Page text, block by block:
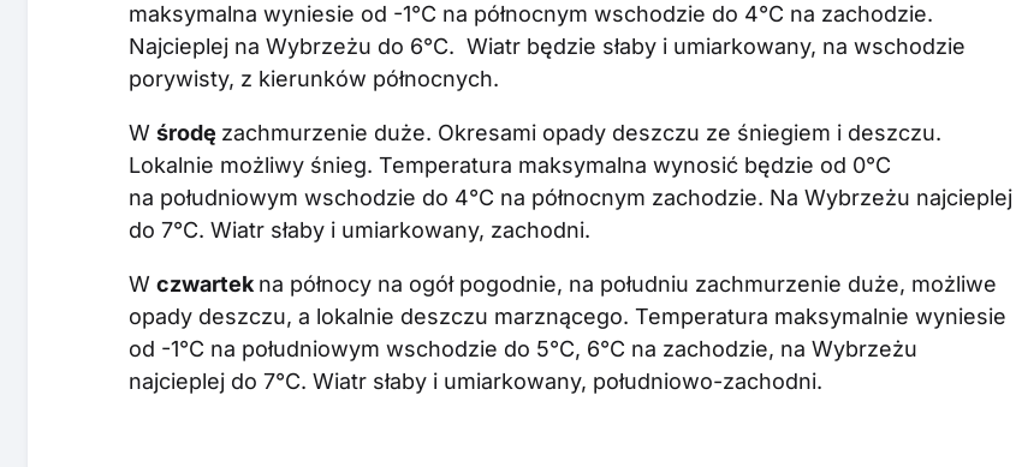
maksymalna wyniesie od -1°C na północnym wschodzie do 4°C na zachodzie.
Najcieplej na Wybrzeżu do 6°C. Wiatr będzie słaby i umiarkowany, na wschodzie
porywisty, z kierunków północnych.
Wśrodę zachmurzenie duże. Okresami opady deszczu ze śniegiem i deszczu.
Lokalnie możliwy śnieg. Temperatura maksymalna wynosić będzie od 0°C
na południowym wschodzie do 4°C na północnym zachodzie. Na Wybrzeżu najcieplej
do 7°C. Wiatr słaby i umiarkowany, zachodni.
Wczwartek na północy na ogół pogodnie, na południu zachmurzenie duże, możliwe
opady deszczu, a lokalnie deszczu marznącego. Temperatura maksymalnie wyniesie
od -1°C na południowym wschodzie do 5°C, 6°C na zachodzie, na Wybrzeżu
najcieplej do 7°C. Wiatr słaby i umiarkowany, południowo-zachodni.